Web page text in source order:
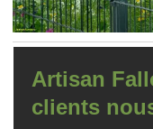
Artisan
clients